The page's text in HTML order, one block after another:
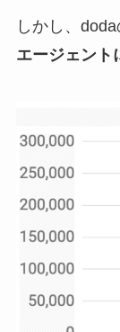
しかし、
エージェント